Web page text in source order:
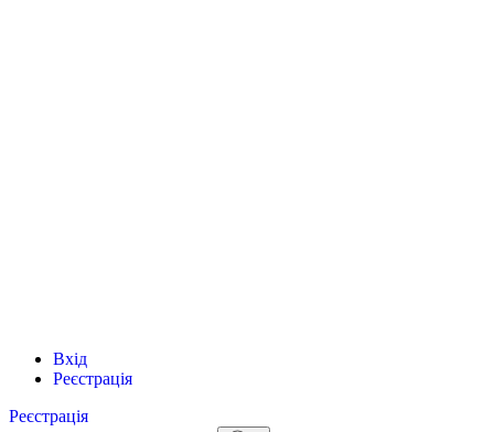
Вхід
Реєстрація
Реєстрація